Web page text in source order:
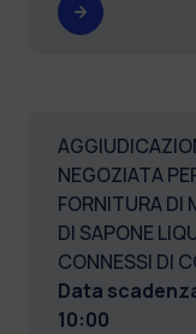
NEGOZIATA
FORNITURA DI
DI SAPONE
CONNESSI DI
Data
10:00